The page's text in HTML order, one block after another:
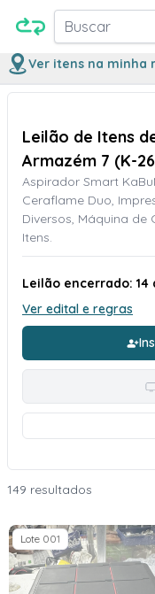
Buscar
Ver itens na minha
Leilão de Itens
Armazém 7 (K-
Aspirador Smart
Ceraflame Duo,
Diversos, Máquina de
Itens.
Leilão encerrado: 14
Ver edital e regras
149 resultados
Lote 001